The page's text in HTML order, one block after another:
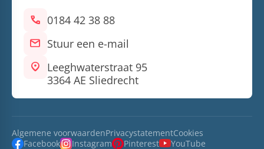
call 0184 42 38 88
mail Stuur een e-mail
location_on Leeghwaterstraat 95
3364 AE Sliedrecht
Algemene voorwaardenPrivacystatementCookies
Facebook
Instagram Pinterest
YouTube